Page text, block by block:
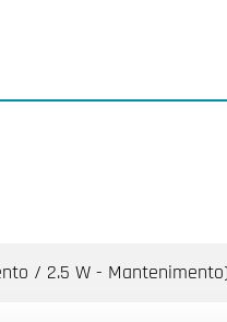
/ 2.5 W - Mantenimento)